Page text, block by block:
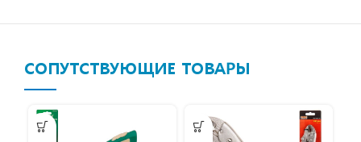
СОПУТСТВУЮЩИЕ ТОВАРЫ